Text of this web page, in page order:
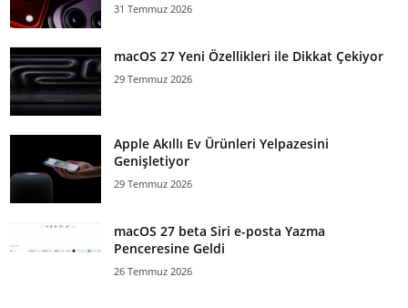
31 Temmuz 2026
macOS 27 Yeni Özellikleri ile Dikkat Çekiyor
29 Temmuz 2026
Apple Akıllı Ev Ürünleri Yelpazesini
Genişletiyor
29 Temmuz 2026
macOS 27 beta Siri e-posta Yazma
Penceresine Geldi
26 Temmuz 2026